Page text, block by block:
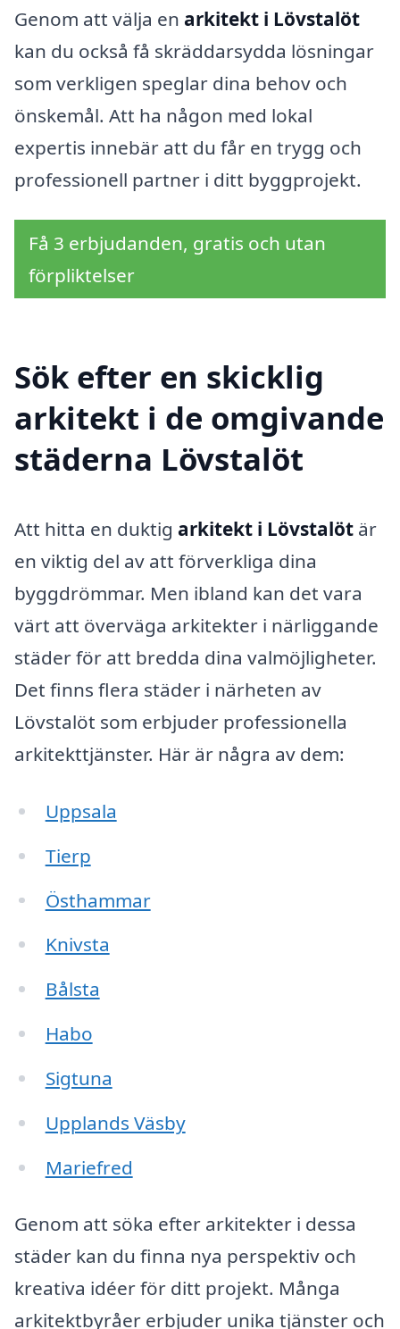
Genom att välja en arkitekt i Lövstalöt
kan du också få skräddarsydda lösningar
som verkligen speglar dina behov och
önskemål. Att ha någon med lokal
expertis innebär att du får en trygg och
professionell partner i ditt byggprojekt.
Få 3 erbjudanden, gratis och utan
förpliktelser
Sök efter en skicklig
arkitekt i de omgivande
städerna Lövstalöt
Att hitta en duktig arkitekt i Lövstalöt är
en viktig del av att förverkliga dina
byggdrömmar. Men ibland kan det vara
värt att överväga arkitekter i närliggande
städer för att bredda dina valmöjligheter.
Det finns flera städer i närheten av
Lövstalöt som erbjuder professionella
arkitekttjänster. Här är några av dem:
Uppsala
Tierp
Östhammar
Knivsta
Bålsta
Habo
Sigtuna
Upplands Väsby
Mariefred
Genom att söka efter arkitekter i dessa
städer kan du finna nya perspektiv och
kreativa idéer för ditt projekt. Många
arkitektbyråer erbjuder unika tjänster och